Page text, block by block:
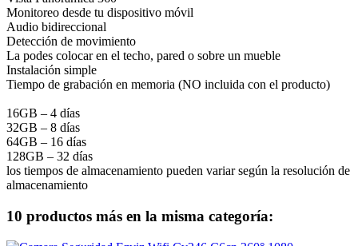
Monitoreo desde tu dispositivo móvil
Audio bidireccional
Detección de movimiento
La podes colocar en el techo, pared o sobre un mueble
Instalación simple
Tiempo de grabación en memoria (NO incluida con el producto)
16GB – 4 días
32GB – 8 días
64GB – 16 días
128GB – 32 días
los tiempos de almacenamiento pueden variar según la resolución de
almacenamiento
10 productos más en la misma categoría: